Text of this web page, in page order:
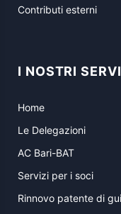
Contributi esterni
I NOSTRI
Home
Le Delegazioni
AC Bari-BAT
Servizi per i soci
Rinnovo patente di